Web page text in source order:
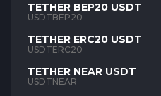
TETHER BEP20 USDT
USDTBEP20
TETHER ERC20 USDT
USDTERC20
TETHER NEAR USDT
USDTNEAR